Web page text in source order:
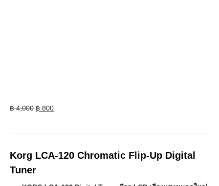
฿4,000 Original
฿ 800Current
Korg LCA-120 Chromatic Flip-Up Digital
Tuner